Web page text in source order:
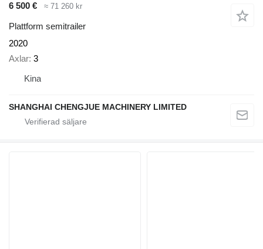
6 500 €
≈ 71 260 kr
Plattform semitrailer
2020
Axlar 3
Kina
SHANGHAI CHENGJUE MACHINERY LIMITED